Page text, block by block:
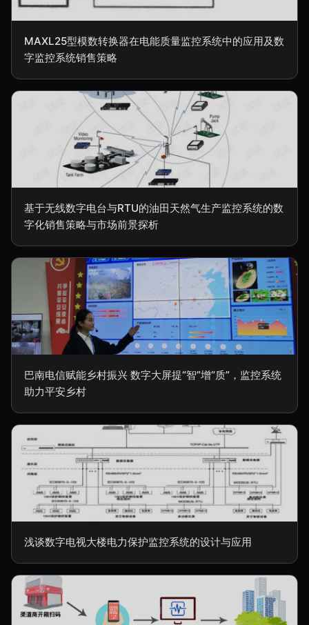
MAXL25型模数转换器在电能质量监控系统中的应用及数
字监控系统销售策略
基于无线数字电台与RTU的油田天然气生产监控系统的数
字化销售策略与市场前景探析
巴南电信赋能乡村振兴 数字大屏提“智”增“质”，监控系统
助力平安乡村
浅谈数字电视大楼电力保护监控系统的设计与应用